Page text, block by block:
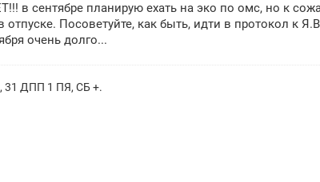
сентябре планирую ехать на эко по омс, но к
Посоветуйте, как быть, идти в протокол к
очень долго...
31 ДПП 1 ПЯ, СБ +.